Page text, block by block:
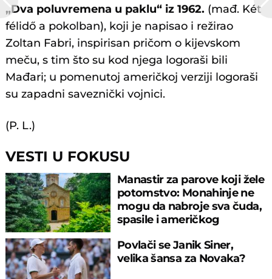
„Dva poluvremena u paklu“ iz 1962. (mađ. Két
félidő a pokolban), koji je napisao i režirao
Zoltan Fabri, inspirisan pričom o kijevskom
meču, s tim što su kod njega logoraši bili
Mađari; u pomenutoj američkoj verziji logoraši
su zapadni saveznički vojnici.
(P. L.)
VESTI U FOKUSU
Manastir za parove koji žele
potomstvo: Monahinje ne
mogu da nabroje sva čuda,
spasile i američkog
Povlači se Janik Siner,
velika šansa za Novaka?